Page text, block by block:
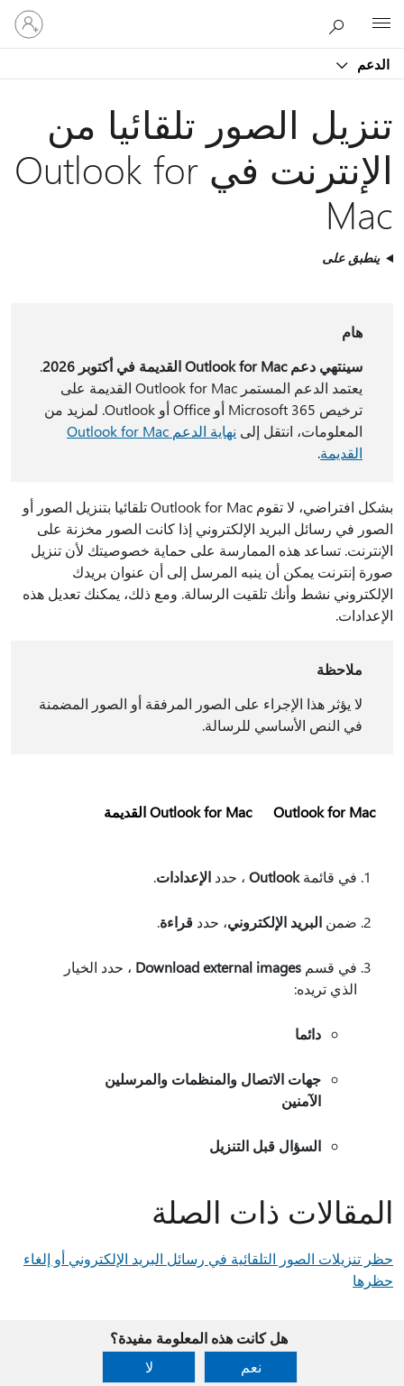
الدعم
تسجيل
الدخول
إلى
تنزيل الصور تلقائيا من
الإنترنت في Outlook for
Mac
ينطبق على
هام
سينتهي دعم Outlook for Mac القديمة في أكتوبر 2026
.
يعتمد الدعم المستمر Outlook for Mac القديمة على
ترخيص Microsoft 365 أو Office أو Outlook. لمزيد من
المعلومات، انتقل إلى
نهاية الدعم Outlook for Mac
القديمة.
بشكل افتراضي، لا تقوم Outlook for Mac تلقائيا بتنزيل الصور أو
الصور في رسائل البريد الإلكتروني إذا كانت الصور مخزنة على
الإنترنت. تساعد هذه الممارسة على حماية خصوصيتك لأن تنزيل
صورة إنترنت يمكن أن ينبه المرسل إلى أن عنوان بريدك
الإلكتروني نشط وأنك تلقيت الرسالة. ومع ذلك، يمكنك تعديل هذه
الإعدادات.
ملاحظة
لا يؤثر هذا الإجراء على الصور المرفقة أو الصور المضمنة
في النص الأساسي للرسالة.
Outlook for Mac Outlook for Mac القديمة
في قائمةOutlook ، حدد الإعدادات.
ضمن البريد الإلكتروني، حدد قراءة.
في قسم Download external images ، حدد الخيار
الذي تريده:
دائما
جهات الاتصال والمنظمات والمرسلين
الآمنين
السؤال قبل التنزيل
المقالات ذات الصلة
حظر تنزيلات الصور التلقائية في رسائل البريد الإلكتروني أو إلغاء
حظرها
هل كانت هذه المعلومة مفيدة؟
نعم
لا